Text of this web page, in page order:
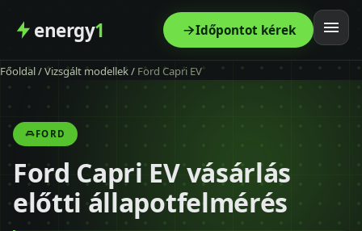
energy1 Időpontot kérek
Főoldal
Szolgáltatás
Árak
Modellek
Főoldal/Vizsgált modellek/ Ford Capri EV
FORD
Ford Capri EV vásárlás
előtti állapotfelmérés